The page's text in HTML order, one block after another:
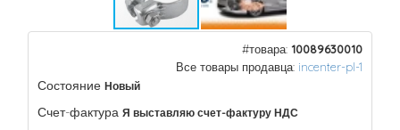
#товара: 10089630010
Все товары продавца: incenter-pl-1
Состояние Новый
Счет-фактура Я выставляю счет-фактуру НДС